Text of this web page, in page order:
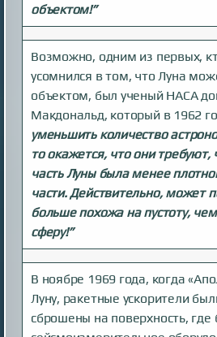
объектом!”
Возможно, одним из первых,
усомнился в том, что Луна
объектом, был ученый НАСА
Макдональд, который в 1962
уменьшить количество
то окажется, что они требуют,
часть Луны была менее
части. Действительно, может
больше похожа на пустоту,
сферу!”
В ноябре 1969 года, когда
Луну, ракетные ускорители
сброшены на поверхность, где